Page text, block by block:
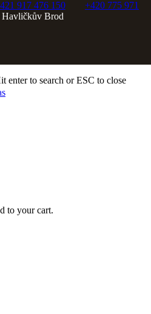
917 476 150
+420 775 971
Havličkův Brod
enter to search or ESC to close
to your cart.